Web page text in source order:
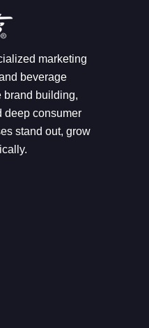
marketing
beverage
brand building,
deep consumer
stand out, grow